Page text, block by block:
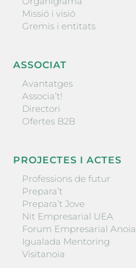
Missió i visió
Gremis i entitats
ASSOCIAT
Avantatges
Associa’t!
Directori
Ofertes B2B
PROJECTES I ACTES
Professions de futur
Prepara’t
Prepara’t Jove
Nit Empresarial UEA
Forum Empresarial Anoia
Igualada Mentoring
Visitanoia